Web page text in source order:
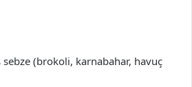
(brokoli, karnabahar, havuç